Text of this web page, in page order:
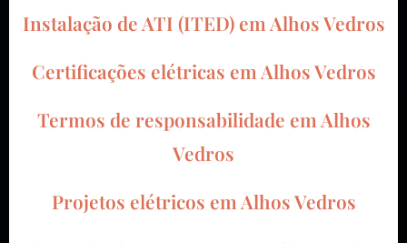
Instalação de ATI (ITED) em Alhos Vedros
Certificações elétricas em Alhos Vedros
Termos de responsabilidade em Alhos
Vedros
Projetos elétricos em Alhos Vedros